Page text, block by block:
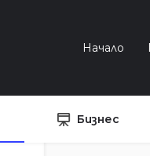
Начало
Бизнес